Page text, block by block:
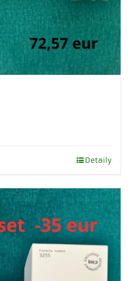
Detaily